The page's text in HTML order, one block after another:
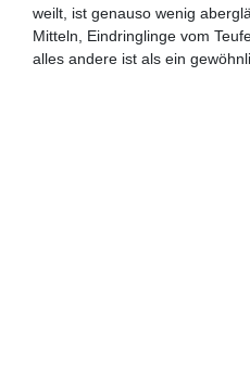
weilt, ist genauso wenig
Mitteln, Eindringlinge vom
alles andere ist als ein